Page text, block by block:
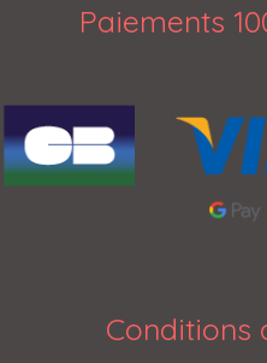
Paiements
Conditions